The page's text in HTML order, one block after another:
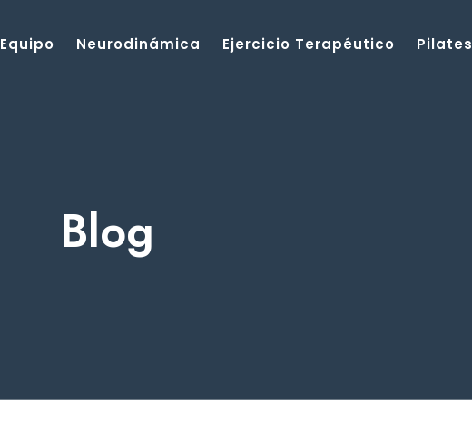
Equipo Neurodinámica Ejercicio Terapéutico Pilates
Blog